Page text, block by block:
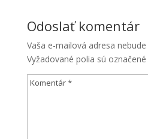
Odoslať komentár
Vaša e-mailová adresa
Vyžadované polia sú označené